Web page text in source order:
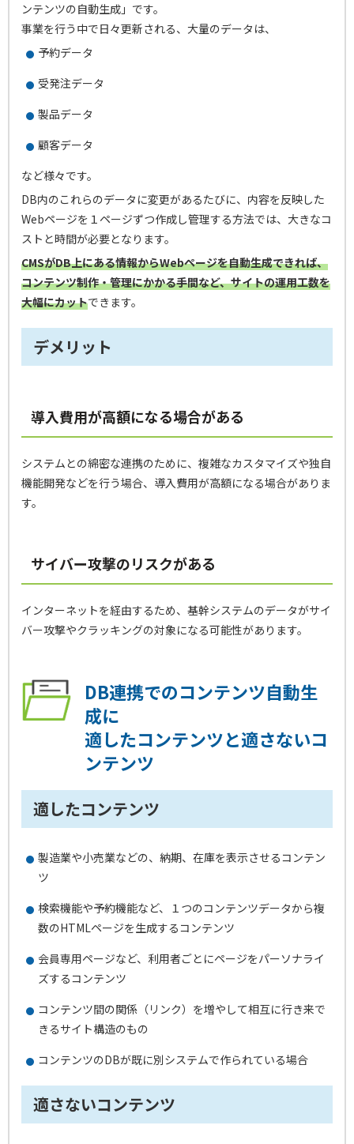
ンテンツの自動生成」です。
事業を行う中で日々更新される、大量のデータは、
予約データ
受発注データ
製品データ
顧客データ
など様々です。
DB内のこれらのデータに変更があるたびに、内容を反映した
Webページを１ページずつ作成し管理する方法では、大きなコ
ストと時間が必要となります。
CMSがDB上にある情報からWebページを自動生成できれば、
コンテンツ制作・管理にかかる手間など、サイトの運用工数を
大幅にカットできます。
デメリット
導入費用が高額になる場合がある
システムとの綿密な連携のために、複雑なカスタマイズや独自
機能開発などを行う場合、導入費用が高額になる場合がありま
す。
サイバー攻撃のリスクがある
インターネットを経由するため、基幹システムのデータがサイ
バー攻撃やクラッキングの対象になる可能性があります。
DB連携でのコンテンツ自動生
成に
適したコンテンツと適さないコ
ンテンツ
適したコンテンツ
製造業や小売業などの、納期、在庫を表示させるコンテン
ツ
検索機能や予約機能など、１つのコンテンツデータから複
数のHTMLページを生成するコンテンツ
会員専用ページなど、利用者ごとにページをパーソナライ
ズするコンテンツ
コンテンツ間の関係（リンク）を増やして相互に行き来で
きるサイト構造のもの
コンテンツのDBが既に別システムで作られている場合
適さないコンテンツ